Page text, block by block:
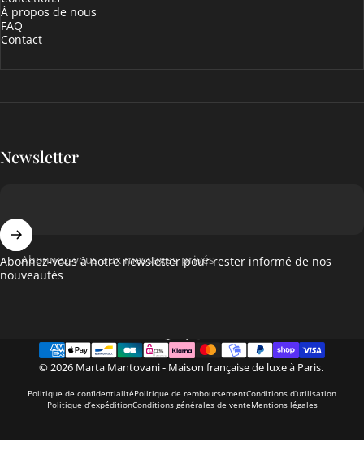
À propos de nous
FAQ
Contact
Newsletter
Abonnez-vous aux messages privés
Abonnez-vous à notre newsletter pour rester informé de nos
nouveautés
© 2026 Marta Mantovani - Maison française de luxe à Paris.
Politique de confidentialitéPolitique de remboursementConditions d’utilisation
Politique d’expéditionConditions générales de venteMentions légales
Langue